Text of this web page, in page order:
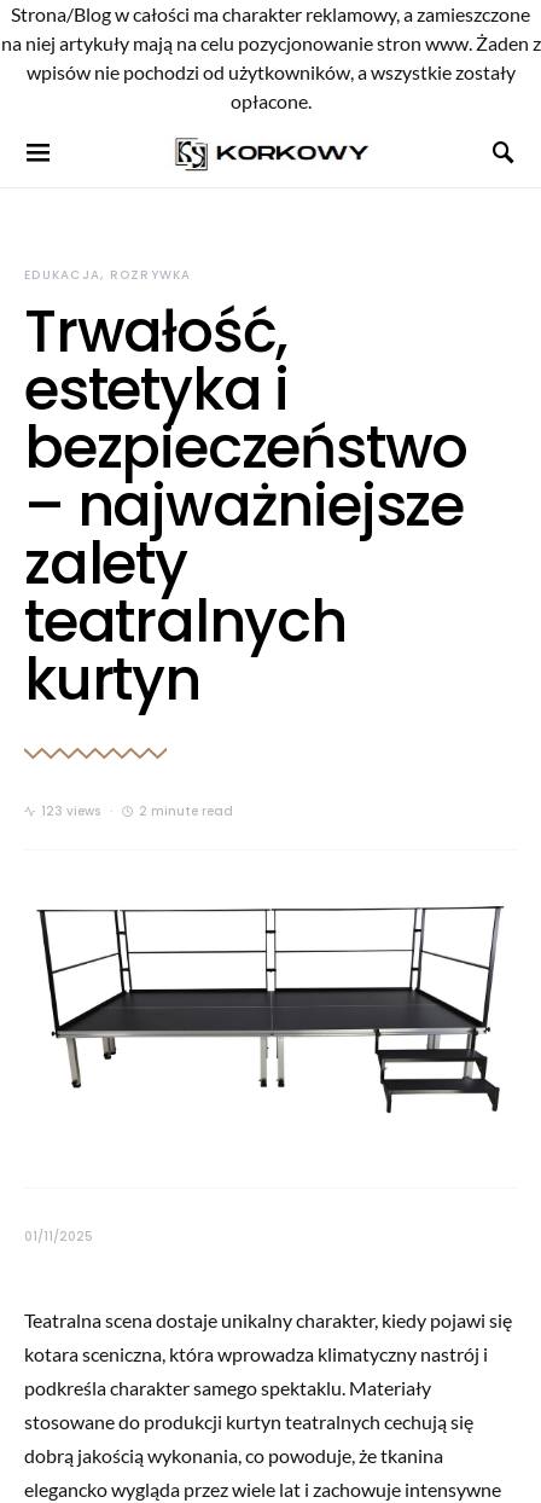
Strona/Blog w całości ma charakter reklamowy, a zamieszczone
na niej artykuły mają na celu pozycjonowanie stron www. Żaden z
wpisów nie pochodzi od użytkowników, a wszystkie zostały
opłacone.
EDUKACJA, ROZRYWKA
Trwałość,
estetyka i
bezpieczeństwo
– najważniejsze
zalety
teatralnych
kurtyn
123 views 2 minute read
01/11/2025
Teatralna scena dostaje unikalny charakter, kiedy pojawi się
kotara sceniczna, która wprowadza klimatyczny nastrój i
podkreśla charakter samego spektaklu. Materiały
stosowane do produkcji kurtyn teatralnych cechują się
dobrą jakością wykonania, co powoduje, że tkanina
elegancko wygląda przez wiele lat i zachowuje intensywne